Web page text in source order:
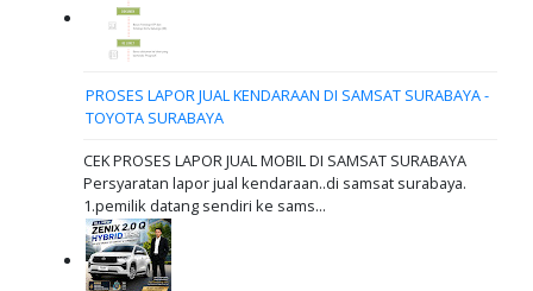
PROSES LAPOR JUAL KENDARAAN DI SAMSAT SURABAYA -
TOYOTA SURABAYA
CEK PROSES LAPOR JUAL MOBIL DI SAMSAT SURABAYA
Persyaratan lapor jual kendaraan..di samsat surabaya.
1.pemilik datang sendiri ke sams...